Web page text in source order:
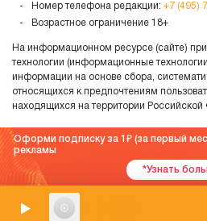
Номер телефона редакции: +7 (495)
Возрастное ограничение 18+
На информационном ресурсе (сайте)
технологии (информационные
информации на основе сбора,
относящихся к предпочтениям
находящихся на территории
Оформи подписку за 1
(за первый
рекламы
*Узнать